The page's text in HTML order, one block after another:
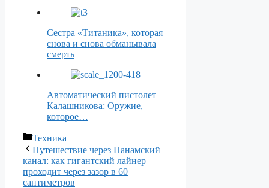
Сестра «Титаника», которая
снова и снова обманывала
смерть
Автоматический пистолет
Калашникова: Оружие,
которое…
Рубрики
Техника
Путешествие через Панамский
канал: как гигантский лайнер
проходит через зазор в 60
сантиметров